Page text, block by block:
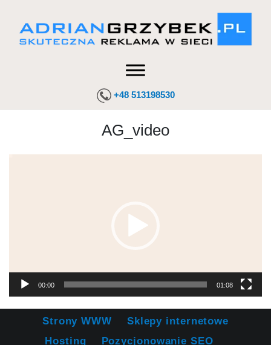
+48 513198530
AG_video
00:00 01:08
Strony WWW
Sklepy internetowe
Hosting
Pozycjonowanie SEO